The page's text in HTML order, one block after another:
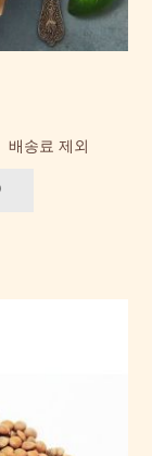
배송료 제외